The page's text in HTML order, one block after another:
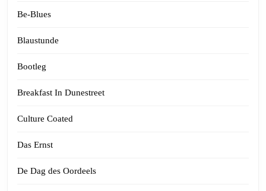
Be-Blues
Blaustunde
Bootleg
Breakfast In Dunestreet
Culture Coated
Das Ernst
De Dag des Oordeels